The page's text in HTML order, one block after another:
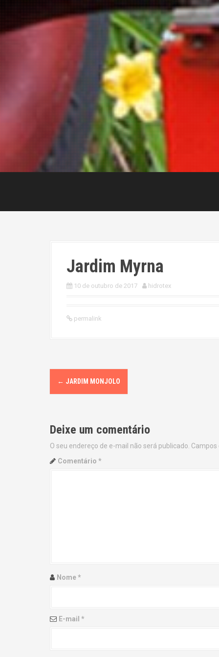
Jardim Myrna
10 de outubro de 2017 hidrotex
permalink
P
o
t
n
n
← JARDIM MONJOLO
Deixe um comentário
O seu endereço de e-mail não será publicado.
Comentário *
Nome*
E-mail *